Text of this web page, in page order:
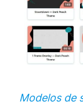
Modelos de